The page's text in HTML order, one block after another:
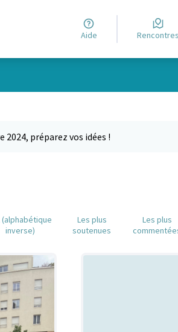
Aide Rencontres
préparez vos idées !
(alphabétique
inverse)
Les plus
soutenues
Les plus